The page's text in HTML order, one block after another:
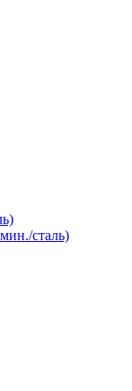
сталь)